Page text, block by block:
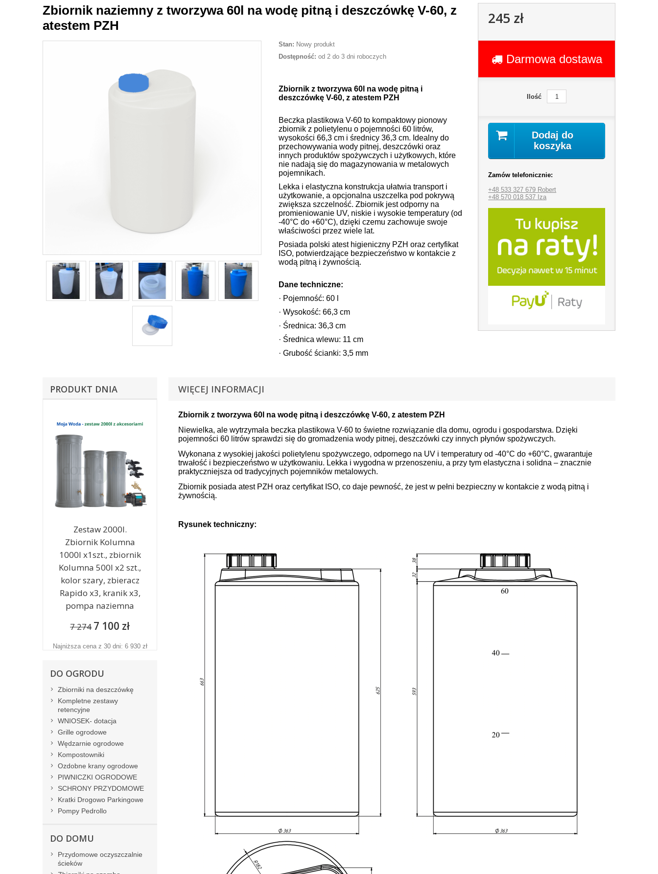
Zbiornik naziemny z tworzywa 60l na wodę pitną i deszczówkę V-60, z
atestem PZH
Stan: Nowy produkt
Dostępność: od 2 do 3 dni roboczych
Zbiornik z tworzywa 60l na wodę pitną i
deszczówkę V-60, z atestem PZH
Beczka plastikowa V-60 to kompaktowy pionowy
zbiornik z polietylenu o pojemności 60 litrów,
wysokości 66,3 cm i średnicy 36,3 cm. Idealny do
przechowywania wody pitnej, deszczówki oraz
innych produktów spożywczych i użytkowych, które
nie nadają się do magazynowania w metalowych
pojemnikach.
Lekka i elastyczna konstrukcja ułatwia transport i
użytkowanie, a opcjonalna uszczelka pod pokrywą
zwiększa szczelność. Zbiornik jest odporny na
promieniowanie UV, niskie i wysokie temperatury (od
-40°C do +60°C), dzięki czemu zachowuje swoje
właściwości przez wiele lat.
Posiada polski atest higieniczny PZH oraz certyfikat
ISO, potwierdzające bezpieczeństwo w kontakcie z
wodą pitną i żywnością.
Dane techniczne:
· Pojemność: 60 l
· Wysokość: 66,3 cm
· Średnica: 36,3 cm
· Średnica wlewu: 11 cm
· Grubość ścianki: 3,5 mm
245 zł
Darmowa dostawa
Ilość
Dodaj do
koszyka
Zamów telefonicznie:
+48 533 327 679 Robert
+48 570 018 537 Iza
WIĘCEJ INFORMACJI
Zbiornik z tworzywa 60l na wodę pitną i deszczówkę V-60, z atestem PZH
Niewielka, ale wytrzymała beczka plastikowa V-60 to świetne rozwiązanie dla domu, ogrodu i gospodarstwa. Dzięki
pojemności 60 litrów sprawdzi się do gromadzenia wody pitnej, deszczówki czy innych płynów spożywczych.
Wykonana z wysokiej jakości polietylenu spożywczego, odpornego na UV i temperatury od -40°C do +60°C, gwarantuje
trwałość i bezpieczeństwo w użytkowaniu. Lekka i wygodna w przenoszeniu, a przy tym elastyczna i solidna – znacznie
praktyczniejsza od tradycyjnych pojemników metalowych.
Zbiornik posiada atest PZH oraz certyfikat ISO, co daje pewność, że jest w pełni bezpieczny w kontakcie z wodą pitną i
żywnością.
Rysunek techniczny:
PRODUKT DNIA
Zestaw 2000l.
Zbiornik Kolumna
1000l x1szt., zbiornik
Kolumna 500l x2 szt.,
kolor szary, zbieracz
Rapido x3, kranik x3,
pompa naziemna
7 274 7 100 zł
Najniższa cena z 30 dni: 6 930 zł
DO OGRODU
Zbiorniki na deszczówkę
Kompletne zestawy
retencyjne
WNIOSEK- dotacja
Grille ogrodowe
Wędzarnie ogrodowe
Kompostowniki
Ozdobne krany ogrodowe
PIWNICZKI OGRODOWE
SCHRONY PRZYDOMOWE
Kratki Drogowo Parkingowe
Pompy Pedrollo
DO DOMU
Przydomowe oczyszczalnie
ścieków